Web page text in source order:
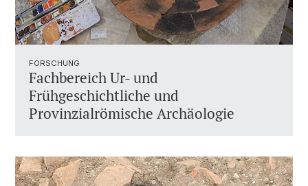
FORSCHUNG
Fachbereich Ur- und
Frühgeschichtliche und
Provinzialrömische Archäologie